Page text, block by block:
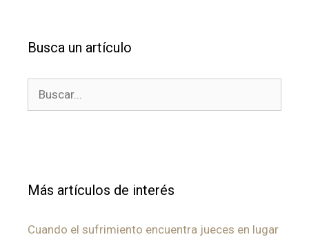
Busca un artículo
Más artículos de interés
Cuando el sufrimiento encuentra jueces en lugar